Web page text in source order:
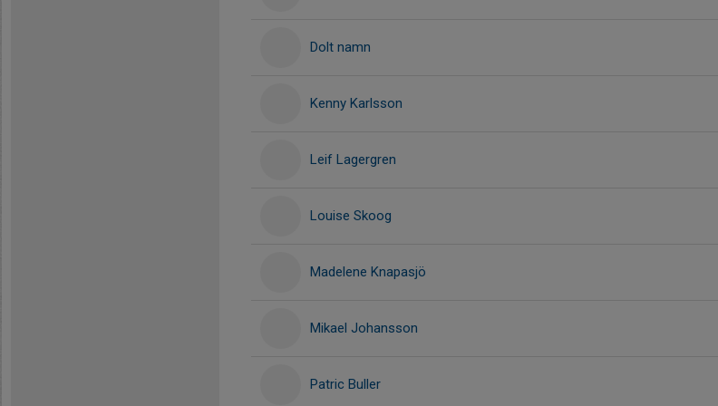
Dolt namn
Kenny Karlsson
Leif Lagergren
Louise Skoog
Madelene Knapasjö
Mikael Johansson
Patric Buller